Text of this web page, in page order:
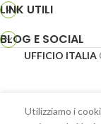
LINK UTILI
BLOG E SOCIAL
UFFICIO ITALIA
Utilizziamo i
Coppia